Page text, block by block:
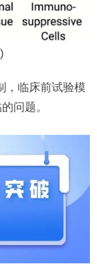
，临床前试验模
问题。